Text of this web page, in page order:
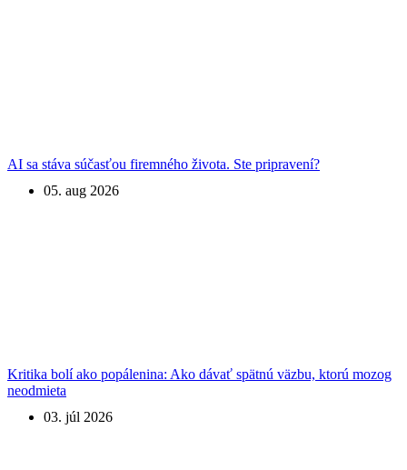
AI sa stáva súčasťou firemného života. Ste pripravení?
05. aug 2026
Kritika bolí ako popálenina: Ako dávať spätnú väzbu, ktorú mozog
neodmieta
03. júl 2026